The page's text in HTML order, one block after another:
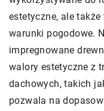
estetyczne, ale także
warunki pogodowe.
impregnowane
walory estetyczne z
dachowych, takich
pozwala na